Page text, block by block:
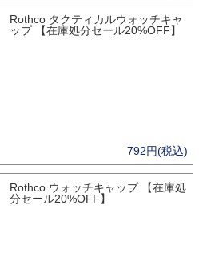
Rothco タクティカルウォッチキャ
ップ 【在庫処分セール20%OFF】
792円(税込)
Rothco ウォッチキャップ 【在庫処
分セール20%OFF】